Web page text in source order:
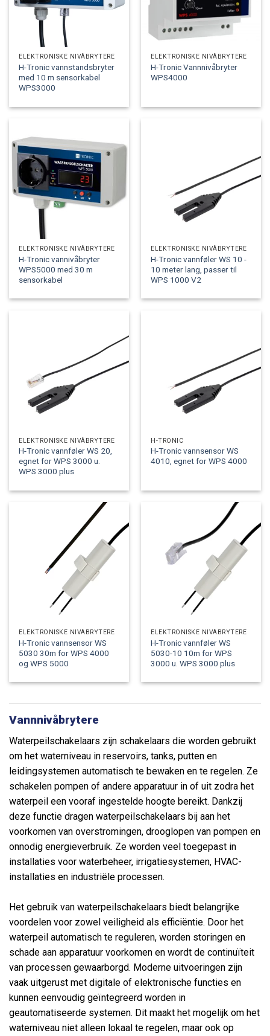
ELEKTRONISKE NIVÅBRYTERE
H-Tronic vannstandsbryter
med 10 m sensorkabel
WPS3000
ELEKTRONISKE NIVÅBRYTERE
H-Tronic Vannnivåbryter
WPS4000
ELEKTRONISKE NIVÅBRYTERE
H-Tronic vannivåbryter
WPS5000 med 30 m
sensorkabel
ELEKTRONISKE NIVÅBRYTERE
H-Tronic vannføler WS 10 -
10 meter lang, passer til
WPS 1000 V2
ELEKTRONISKE NIVÅBRYTERE
H-Tronic vannføler WS 20,
egnet for WPS 3000 u.
WPS 3000 plus
H-TRONIC
H-Tronic vannsensor WS
4010, egnet for WPS 4000
ELEKTRONISKE NIVÅBRYTERE
H-Tronic vannsensor WS
5030 30m for WPS 4000
og WPS 5000
ELEKTRONISKE NIVÅBRYTERE
H-Tronic vannføler WS
5030-10 10m for WPS
3000 u. WPS 3000 plus
Vannnivåbrytere
Waterpeilschakelaars zijn schakelaars die worden gebruikt
om het waterniveau in reservoirs, tanks, putten en
leidingsystemen automatisch te bewaken en te regelen. Ze
schakelen pompen of andere apparatuur in of uit zodra het
waterpeil een vooraf ingestelde hoogte bereikt. Dankzij
deze functie dragen waterpeilschakelaars bij aan het
voorkomen van overstromingen, drooglopen van pompen en
onnodig energieverbruik. Ze worden veel toegepast in
installaties voor waterbeheer, irrigatiesystemen, HVAC-
installaties en industriële processen.
Het gebruik van waterpeilschakelaars biedt belangrijke
voordelen voor zowel veiligheid als efficiëntie. Door het
waterpeil automatisch te reguleren, worden storingen en
schade aan apparatuur voorkomen en wordt de continuïteit
van processen gewaarborgd. Moderne uitvoeringen zijn
vaak uitgerust met digitale of elektronische functies en
kunnen eenvoudig geïntegreerd worden in
geautomatiseerde systemen. Dit maakt het mogelijk om het
waterniveau niet alleen lokaal te regelen, maar ook op